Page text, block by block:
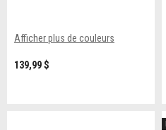
Afficher plus de couleurs
139,99 $